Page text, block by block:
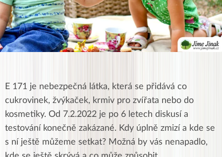
E 171 je nebezpečná látka, která se přidává co
cukrovinek, žvýkaček, krmiv pro zvířata nebo do
kosmetiky. Od 7.2.2022 je po 6 letech diskusí a
testování konečně zakázané. Kdy úplně zmizí a kde se
s ní ještě můžeme setkat? Možná by vás nenapadlo,